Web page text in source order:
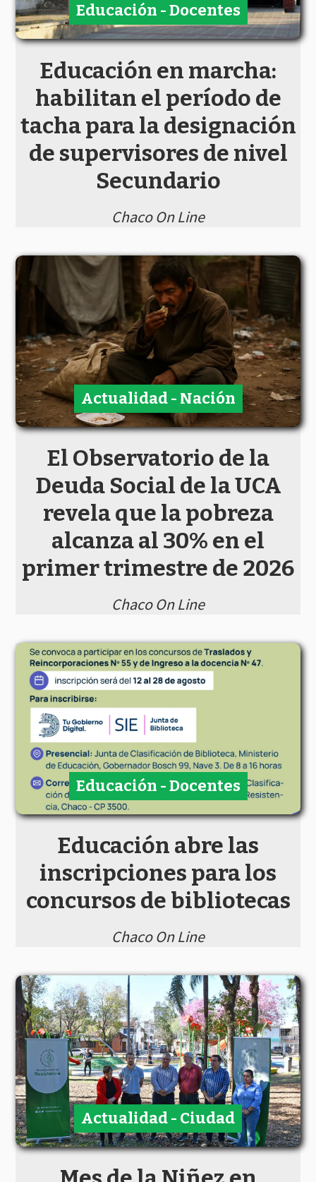
Educación en marcha:
habilitan el período de
tacha para la designación
de supervisores de nivel
Secundario
Chaco On Line
Educación - Docentes
El Observatorio de la
Deuda Social de la UCA
revela que la pobreza
alcanza al 30% en el
primer trimestre de 2026
Chaco On Line
Actualidad - Nación
Educación abre las
inscripciones para los
concursos de bibliotecas
Chaco On Line
Educación - Docentes
Actualidad - Ciudad